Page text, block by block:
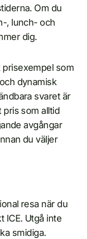
Om du
, lunch- och
dig.
prisexempel som
dynamisk
svaret är
pris som alltid
avgångar
du väljer
resa när du
ICE. Utgå inte
smidiga.